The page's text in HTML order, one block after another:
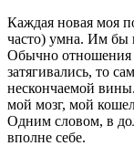
Каждая новая моя
часто) умна. Им бы
Обычно отношения
затягивались, то
нескончаемой
мой мозг, мой
Одним словом, в
вполне себе.